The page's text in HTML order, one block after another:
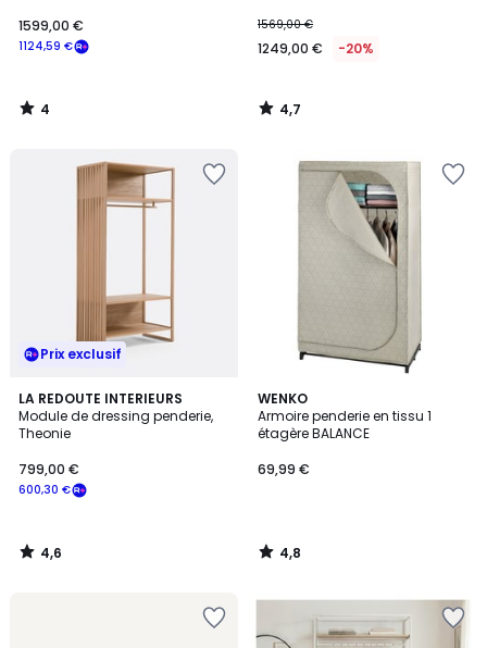
1124,59 €
1599,00 €
4
/
1569,00 €
1249,00 € -20%
4,7
/
Prix exclusif
LA REDOUTE INTERIEURS
Module de dressing penderie,
Theonie
600,30 €
799,00 €
4,6
/ 5
4,6
/
WENKO
Armoire penderie en tissu 1
étagère BALANCE
69,99 €
4,8
/ 5
4,8
/